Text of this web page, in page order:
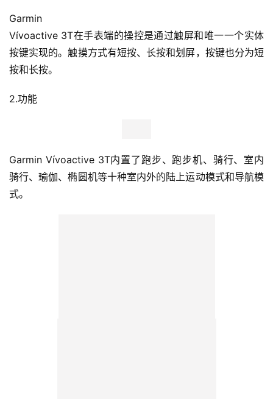
Garmin
Vívoactive 3T在手表端的操控是通过触屏和唯一一个实体
按键实现的。触摸方式有短按、长按和划屏，按键也分为短
按和长按。
2.功能
Garmin Vívoactive 3T内置了跑步、跑步机、骑行、室内
骑行、瑜伽、椭圆机等十种室内外的陆上运动模式和导航模
式。